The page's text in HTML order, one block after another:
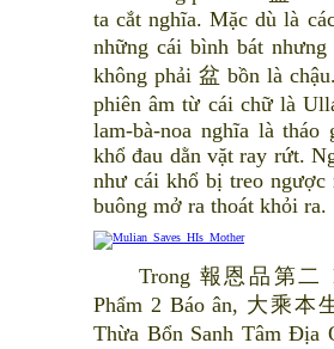
ta cắt nghĩa. Mặc dù là
những cái bình bát
không phải 盆 bồn là
phiên âm từ cái chữ là
lam-bà-noa nghĩa là
khổ đau dằn vặt ray rứt.
như cái khổ bị treo ngược
buông mở ra thoát khỏi ra.
Trong 報恩品第二
Phẩm 2 Báo ân, 大乘
Thừa Bổn Sanh Tâm